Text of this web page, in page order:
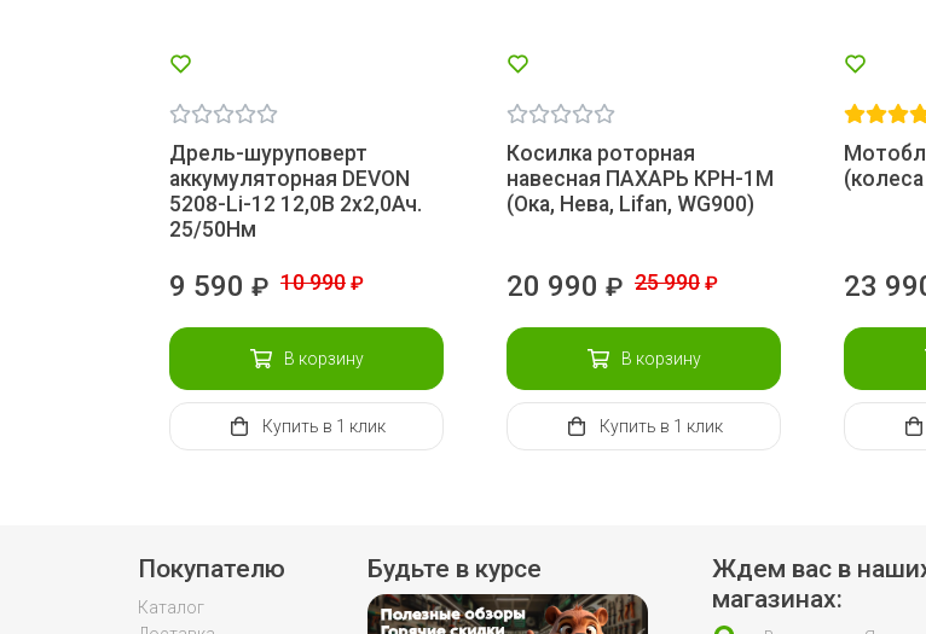
Дрель-шуруповерт
аккумуляторная DEVON
5208-Li-12 12,0В 2х2,0Ач.
25/50Нм
9 590 ₽ 10 990 ₽
В корзину
Купить в 1 клик
Косилка роторная
навесная ПАХАРЬ КРН-1М
(Ока, Нева, Lifan, WG900)
20 990 ₽ 25 990 ₽
В корзину
Купить в 1 клик
23
Покупателю
Каталог
Будьте в курсе
Ждем вас в
магазинах: